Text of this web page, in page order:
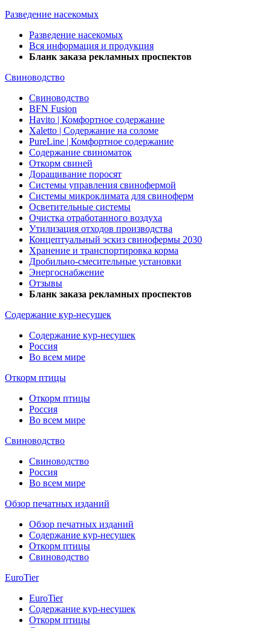
Разведение насекомых
Разведение насекомых
Вся информация и продукция
Бланк заказа рекламных проспектов
Свиноводство
Свиноводство
BFN Fusion
Havito | Комфортное содержание
Xaletto | Содержание на соломе
PureLine | Комфортное содержание
Содержание свиноматок
Откорм свиней
Доращивание поросят
Системы управления свинофермой
Системы микроклимата для свиноферм
Осветительные системы
Очистка отработанного воздуха
Утилизация отходов производства
Концептуальный эскиз свинофермы 2030
Хранение и транспортировка корма
Дробильно-смесительные установки
Энергоснабжение
Отзывы
Бланк заказа рекламных проспектов
Содержание кур-несушек
Содержание кур-несушек
Россия
Во всем мире
Откорм птицы
Откорм птицы
Россия
Во всем мире
Свиноводство
Свиноводство
Россия
Во всем мире
Обзор печатных изданий
Обзор печатных изданий
Содержание кур-несушек
Откорм птицы
Свиноводство
EuroTier
EuroTier
Содержание кур-несушек
Откорм птицы